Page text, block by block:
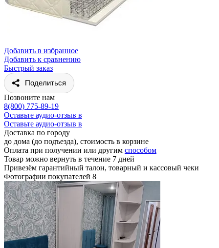
Добавить в избранное
Добавить к сравнению
Быстрый заказ
Поделиться
Позвоните нам
8(800) 775-89-19
Оставьте аудио-отзыв в
Оставьте аудио-отзыв в
Доставка по городу
до дома (до подъезда), стоимость в корзине
Оплата при получении или другим способом
Товар можно вернуть в течение 7 дней
Привезём гарантийный талон, товарный и кассовый чеки
Фотографии покупателей 8